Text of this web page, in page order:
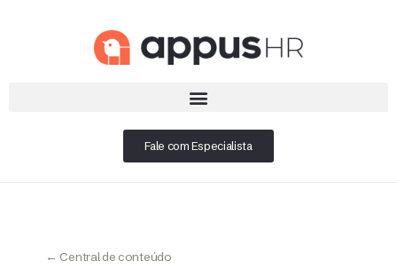
Fale com Especialista
← Central de conteúdo